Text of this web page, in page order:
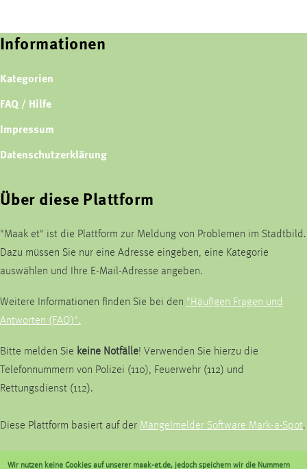
Informationen
Kategorien
FAQ / Hilfe
Impressum
Datenschutzerklärung
Über diese Plattform
"Maak et" ist die Plattform zur Meldung von Problemen im Stadtbild.
Dazu müssen Sie nur eine Adresse eingeben, eine Kategorie
auswählen und Ihre E-Mail-Adresse angeben.
Weitere Informationen finden Sie bei den "Häufigen Fragen und
Antworten (FAQ)".
Bitte melden Sie keine Notfälle! Verwenden Sie hierzu die
Telefonnummern von Polizei (110), Feuerwehr (112) und
Rettungsdienst (112).
Diese Plattform basiert auf der Mängelmelder Software Mark-a-Spot.
Wir nutzen keine Cookies auf unserer maak-et.de, jedoch speichern wir die Nummern